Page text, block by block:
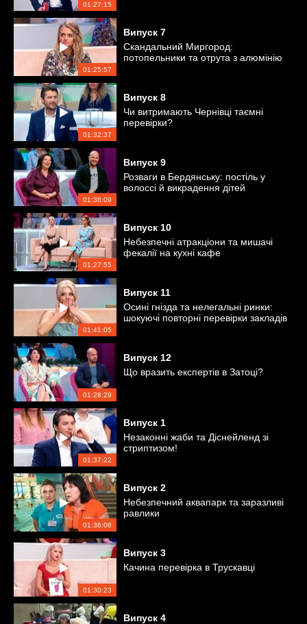
01:27:15
01:25:57
Випуск 7
Скандальний Миргород:
потопельники та отрута з алюмінію
01:32:37
Випуск 8
Чи витримають Чернівці таємні
перевірки?
01:38:09
Випуск 9
Розваги в Бердянську: постіль у
волоссі й викрадення дітей
01:27:55
Випуск 10
Небезпечні атракціони та мишачі
фекалії на кухні кафе
01:41:05
Випуск 11
Осині гнізда та нелегальні ринки:
шокуючі повторні перевірки закладів
01:28:29
Випуск 12
Що вразить експертів в Затоці?
01:37:22
Випуск 1
Незаконні жаби та Діснейленд зі
стриптизом!
01:36:06
Випуск 2
Небезпечний аквапарк та заразливі
равлики
01:30:23
Випуск 3
Качина перевірка в Трускавці
Випуск 4